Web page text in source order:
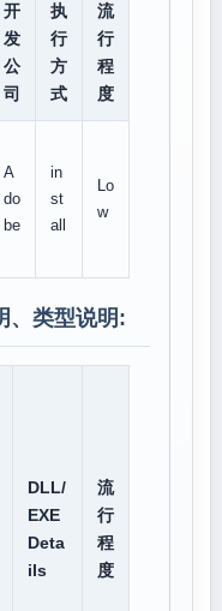
开
发
公
司
执
行
方
式
流
行
程
度
A
do
be
in
st
all
Lo
w
、类型说明:
DLL/
EXE
Deta
ils
流
行
程
度